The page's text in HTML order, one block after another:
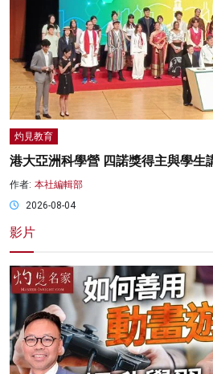
灼見教育
港大亞洲科學營 四諾獎得主與學生
作者: 本社編輯部
2026-08-04
影片